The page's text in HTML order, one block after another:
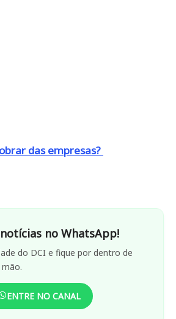
das empresas?
notícias no WhatsApp!
do DCI e fique por dentro de
ENTRE NO CANAL